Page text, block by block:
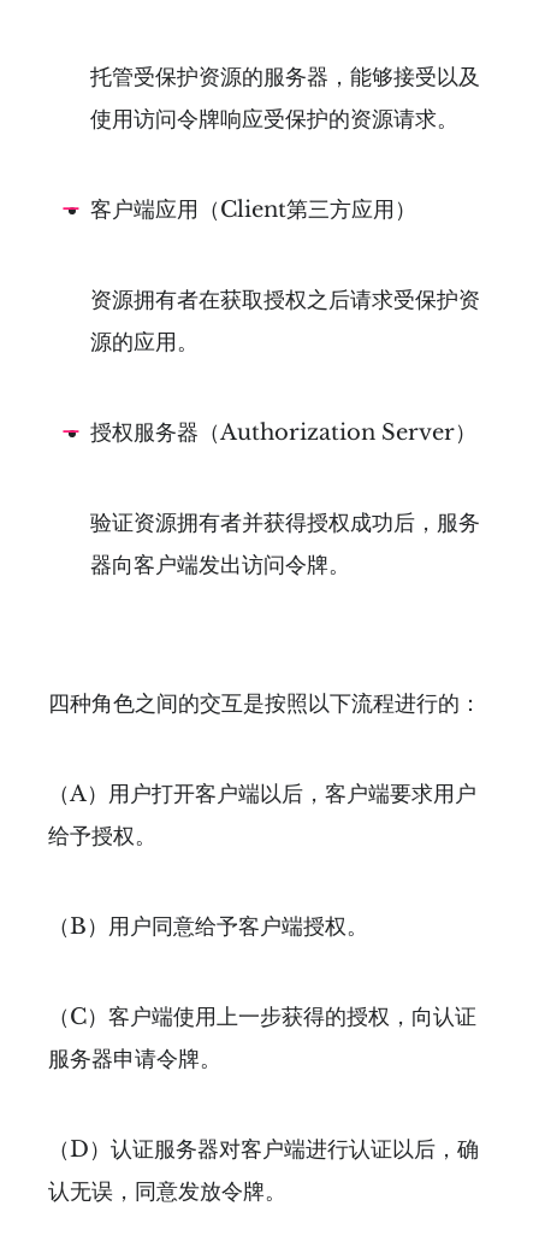
托管受保护资源的服务器，能够接受以及
使用访问令牌响应受保护的资源请求。
客户端应用（Client第三方应用）
资源拥有者在获取授权之后请求受保护资
源的应用。
授权服务器（Authorization Server）
验证资源拥有者并获得授权成功后，服务
器向客户端发出访问令牌。
四种角色之间的交互是按照以下流程进行的：
（A）用户打开客户端以后，客户端要求用户
给予授权。
（B）用户同意给予客户端授权。
（C）客户端使用上一步获得的授权，向认证
服务器申请令牌。
（D）认证服务器对客户端进行认证以后，确
认无误，同意发放令牌。